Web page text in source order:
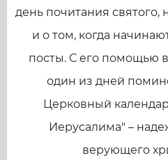
день почитания святого,
и о том, когда
посты. С его помощью
один из дней
Церковный
Иерусалима" –
верующего